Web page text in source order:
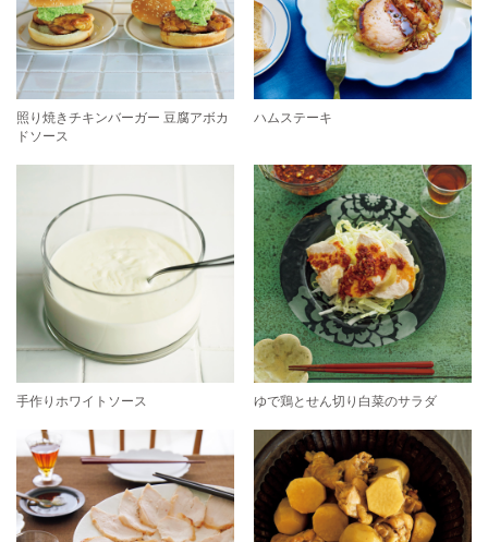
照り焼きチキンバーガー 豆腐アボカ
ドソース
ハムステーキ
手作りホワイトソース ゆで鶏とせん切り白菜のサラダ